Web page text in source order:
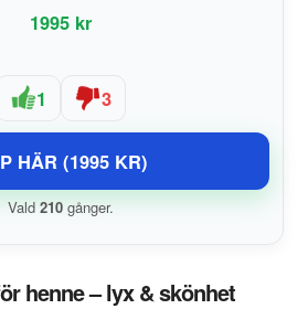
1995 kr
1 3
HÄR (1995 KR)
Vald 210 gånger.
henne – lyx & skönhet